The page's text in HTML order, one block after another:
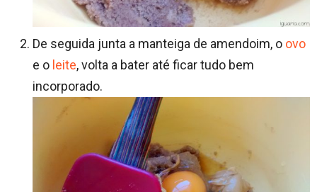
De seguida junta a manteiga de amendoim, o ovo
e o leite, volta a bater até ficar tudo bem
incorporado.